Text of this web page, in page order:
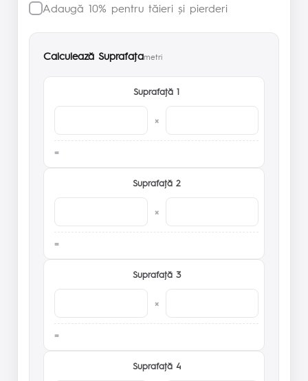
Adaugă 10% pentru tăieri și pierderi
Calculează Suprafaţametri
Suprafaţă 1
×
Suprafaţă 2
×
Suprafaţă 3
×
Suprafaţă 4